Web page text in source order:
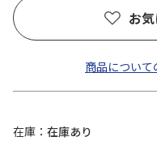
お
商品につい
在庫
在庫あり